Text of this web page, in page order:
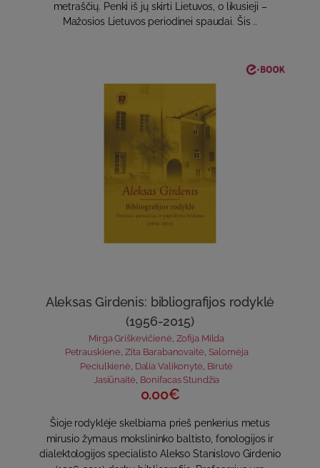
metraščių. Penki iš jų skirti Lietuvos, o likusieji –
Mažosios Lietuvos periodinei spaudai. Šis ..
Aleksas Girdenis: bibliografijos rodyklė
(1956-2015)
Mirga Griškevičienė Zofija Milda
Petrauskienė, Zita Barabanovaitė, Salomėja
Peciulkienė Dalia Valikonytė Birutė
Jasiūnaitė, Bonifacas Stundžia
0.00€
Šioje rodyklėje skelbiama prieš penkerius metus
mirusio žymaus mokslininko baltisto, fonologijos ir
dialektologijos specialisto Alekso Stanislovo Girdenio